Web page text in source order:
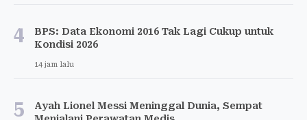
4
BPS: Data Ekonomi 2016 Tak Lagi Cukup untuk
Kondisi 2026
14 jam lalu
5
Ayah Lionel Messi Meninggal Dunia, Sempat